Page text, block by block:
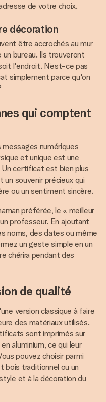
de votre choix.
décoration
être accrochés au mur
bureau. Ils trouveront
l'endroit. N’est-ce pas
simplement parce qu'on
qui comptent
messages numériques
et unique est une
Un certificat est bien plus
souvenir précieux qui
ou un sentiment sincère.
préférée, le « meilleur
professeur. En ajoutant
noms, des dates ou même
un geste simple en un
chérira pendant des
de qualité
version classique à faire
des matériaux utilisés.
sont imprimés sur
aluminium, ce qui leur
pouvez choisir parmi
traditionnel ou un
et à la décoration du